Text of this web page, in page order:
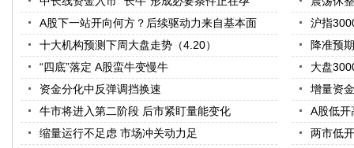
A股下一站开向何方？后续驱动力来自基本面
十大机构预测下周大盘走势（4.20）
“四底”落定 A股蛮牛变慢牛
资金分化中反弹调挡换速
牛市将进入第二阶段 后市紧盯量能变化
缩量运行不足虑 市场冲关动力足
沪指
降准预
大盘
增量资
A股低开
两市低